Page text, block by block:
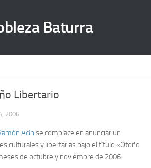
Baturra
Libertario
2006
Acín se complace en anunciar un
culturales y libertarias bajo el título «Otoño
de octubre y noviembre de 2006.